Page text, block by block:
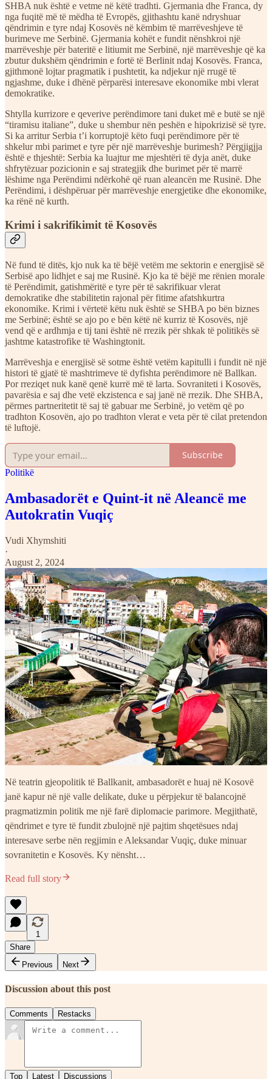
SHBA nuk është e vetme në këtë tradhti. Gjermania dhe Franca, dy
nga fuqitë më të mëdha të Evropës, gjithashtu kanë ndryshuar
qëndrimin e tyre ndaj Kosovës në këmbim të marrëveshjeve të
burimeve me Serbinë. Gjermania kohët e fundit nënshkroi një
marrëveshje për bateritë e litiumit me Serbinë, një marrëveshje që ka
zbutur dukshëm qëndrimin e fortë të Berlinit ndaj Kosovës. Franca,
gjithmonë lojtar pragmatik i pushtetit, ka ndjekur një rrugë të
ngjashme, duke i dhënë përparësi interesave ekonomike mbi vlerat
demokratike.
Shtylla kurrizore e qeverive perëndimore tani duket më e butë se një
“tiramisu italiane”, duke u shembur nën peshën e hipokrizisë së tyre.
Si ka arritur Serbia t’i korruptojë këto fuqi perëndimore për të
shkelur mbi parimet e tyre për një marrëveshje burimesh? Përgjigjja
është e thjeshtë: Serbia ka luajtur me mjeshtëri të dyja anët, duke
shfrytëzuar pozicionin e saj strategjik dhe burimet për të marrë
lëshime nga Perëndimi ndërkohë që ruan aleancën me Rusinë. Dhe
Perëndimi, i dëshpëruar për marrëveshje energjetike dhe ekonomike,
ka rënë në kurth.
Krimi i sakrifikimit të Kosovës
Në fund të ditës, kjo nuk ka të bëjë vetëm me sektorin e energjisë së
Serbisë apo lidhjet e saj me Rusinë. Kjo ka të bëjë me rënien morale
të Perëndimit, gatishmëritë e tyre për të sakrifikuar vlerat
demokratike dhe stabilitetin rajonal për fitime afatshkurtra
ekonomike. Krimi i vërtetë këtu nuk është se SHBA po bën biznes
me Serbinë; është se ajo po e bën këtë në kurriz të Kosovës, një
vend që e ardhmja e tij tani është në rrezik për shkak të politikës së
jashtme katastrofike të Washingtonit.
Marrëveshja e energjisë së sotme është vetëm kapitulli i fundit në një
histori të gjatë të mashtrimeve të dyfishta perëndimore në Ballkan.
Por rreziqet nuk kanë qenë kurrë më të larta. Sovraniteti i Kosovës,
pavarësia e saj dhe vetë ekzistenca e saj janë në rrezik. Dhe SHBA,
përmes partneritetit të saj të gabuar me Serbinë, jo vetëm që po
tradhton Kosovën, ajo po tradhton vlerat e veta për të cilat pretendon
të luftojë.
Subscribe
Politikë
Ambasadorët e Quint-it në Aleancë me
Autokratin Vuqiç
Vudi Xhymshiti
·
August 2, 2024
Në teatrin gjeopolitik të Ballkanit, ambasadorët e huaj në Kosovë
janë kapur në një valle delikate, duke u përpjekur të balancojnë
pragmatizmin politik me një farë diplomacie parimore. Megjithatë,
qëndrimet e tyre të fundit zbulojnë një pajtim shqetësues ndaj
interesave serbe nën regjimin e Aleksandar Vuqiç, duke minuar
sovranitetin e Kosovës. Ky nënsht…
Read full story
1
Share
Previous
Next
Discussion about this post
Comments Restacks
Top Latest Discussions